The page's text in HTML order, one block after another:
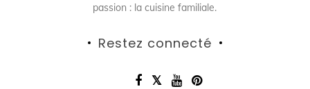
passion : la cuisine familiale.
Restez connecté